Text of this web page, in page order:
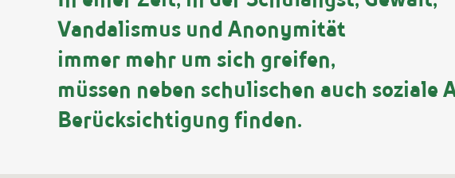
Vandalismus und Anonymität
immer mehr um sich greifen,
müssen neben schulischen auch soziale
Berücksichtigung finden.